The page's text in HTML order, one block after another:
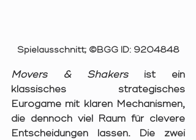
Spielausschnitt; ©BGG ID: 9204848
Movers & Shakers ist ein
klassisches strategisches
Eurogame mit klaren Mechanismen,
die dennoch viel Raum für clevere
Entscheidungen lassen. Die zwei